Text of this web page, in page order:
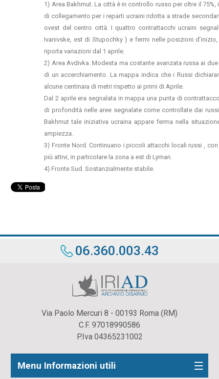
1) Area Bakhmut. La città è in controllo russo per oltre il
di collegamento per i reparti ucraini ridotta a strade
ovest del centro città. I quattro contrattacchi ucraini
Ivanivske, est di Stupochky ) e fermi nelle posizioni
riporta variazioni dal 1 aprile.
2) Area Avdivka. Modesta ma costante avanzata russa ai
di un accerchiamento. La mappa indica che i Russi
alcune centinaia di metri rispetto ai primi di Aprile.
Dal 2 aprile era segnalata in mappa una punta di
di profondità nelle aree segnalate come controllate dai
Bakhmut tale iniziativa ucraina appare ferma nella
ampiezza.
3) Fronte Nord. Continuano i piccoli attacchi locali russi ,
più attivi, in particolare la zona a est di Lyman.
4) Fronte Sud. Sostanzialmente stabile.
06.360.003.43
Via Paolo Mercuri 8 - 00193 Roma (RM)
C.F. 97018990586
P.Iva 04365231002
Menu Informazioni utili